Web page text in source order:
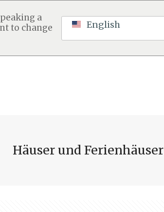
a
to change
English
Häuser und Ferienhäuser